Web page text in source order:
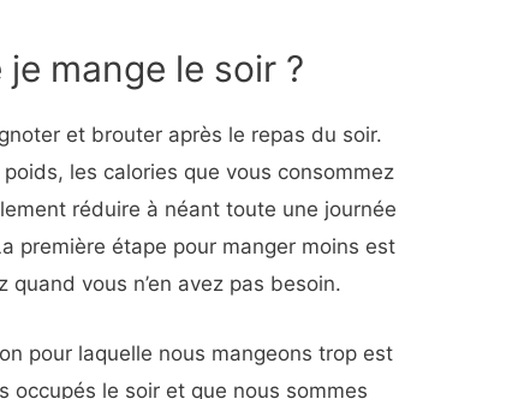
mange le soir ?
et brouter après le repas du soir.
les calories que vous consommez
réduire à néant toute une journée
première étape pour manger moins est
vous n’en avez pas besoin.
pour laquelle nous mangeons trop est
occupés le soir et que nous sommes